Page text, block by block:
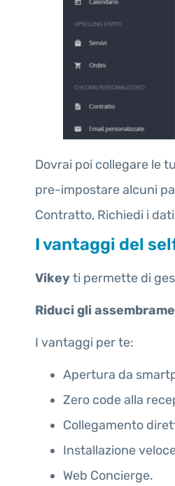
Dovrai poi collegare le
pre-impostare alcuni
Contratto, Richiedi i
I vantaggi del
Vikeyti permette di
Riduci gli
I vantaggi per te:
Apertura da
Zero code alla
Collegamento
Installazione
Web Concierge.